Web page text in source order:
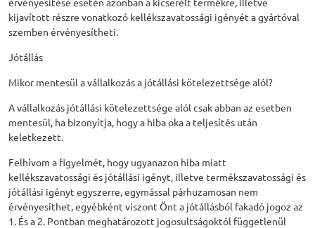
kijavított részre vonatkozó kellékszavatossági igényét a gyártóval
szemben érvényesítheti.
Jótállás
Mikor mentesül a vállalkozás a jótállási kötelezettsége alól?
A vállalkozás jótállási kötelezettsége alól csak abban az esetben
mentesül, ha bizonyítja, hogy a hiba oka a teljesítés után
keletkezett.
Felhívom a figyelmét, hogy ugyanazon hiba miatt
kellékszavatossági és jótállási igényt, illetve termékszavatossági és
jótállási igényt egyszerre, egymással párhuzamosan nem
érvényesíthet, egyébként viszont Önt a jótállásból fakadó jogoz az
1. És a 2. Pontban meghatározott jogosultságoktól függetlenül